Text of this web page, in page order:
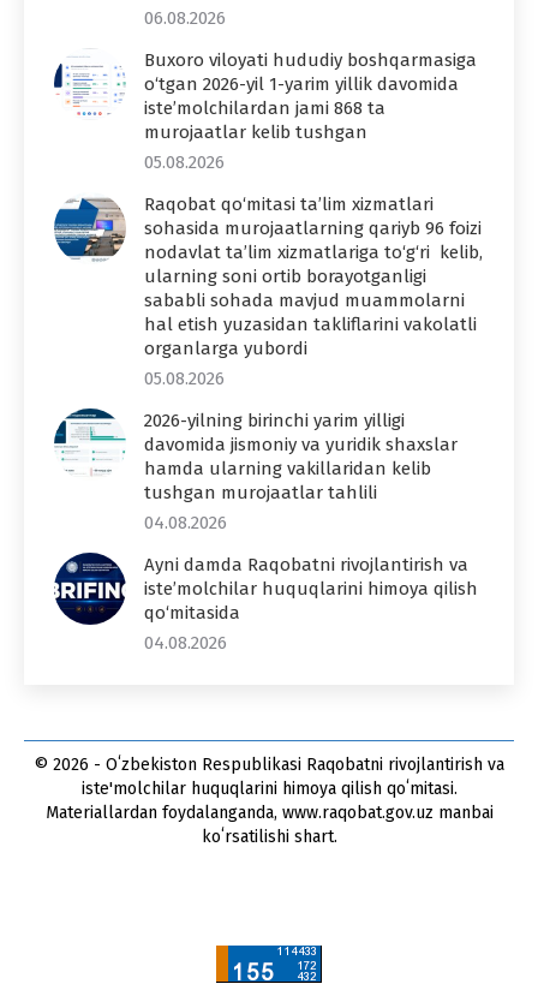
06.08.2026
Buxoro viloyati hududiy boshqarmasiga
o‘tgan 2026-yil 1-yarim yillik davomida
iste’molchilardan jami 868 ta
murojaatlar kelib tushgan
05.08.2026
Raqobat qo‘mitasi ta’lim xizmatlari
sohasida murojaatlarning qariyb 96 foizi
nodavlat ta’lim xizmatlariga to‘g‘ri kelib,
ularning soni ortib borayotganligi
sababli sohada mavjud muammolarni
hal etish yuzasidan takliflarini vakolatli
organlarga yubordi
05.08.2026
2026-yilning birinchi yarim yilligi
davomida jismoniy va yuridik shaxslar
hamda ularning vakillaridan kelib
tushgan murojaatlar tahlili
04.08.2026
Ayni damda Raqobatni rivojlantirish va
iste’molchilar huquqlarini himoya qilish
qo‘mitasida
04.08.2026
© 2026 - Oʻzbekiston Respublikasi Raqobatni rivojlantirish va
iste'molchilar huquqlarini himoya qilish qoʻmitasi.
Materiallardan foydalanganda, www.raqobat.gov.uz manbai
koʻrsatilishi shart.